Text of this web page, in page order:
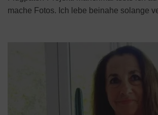
mache Fotos. Ich lebe beinahe solange